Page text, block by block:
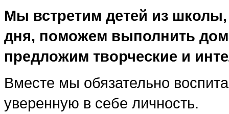
Мы встретим детей из
дня, поможем выполнить
предложим творческие и
Вместе мы обязательно
уверенную в себе личность.